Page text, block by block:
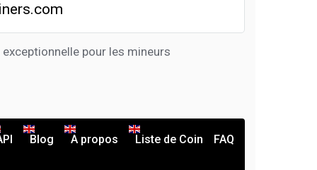
pour les mineurs
Blog A propos Liste de Coin FAQ